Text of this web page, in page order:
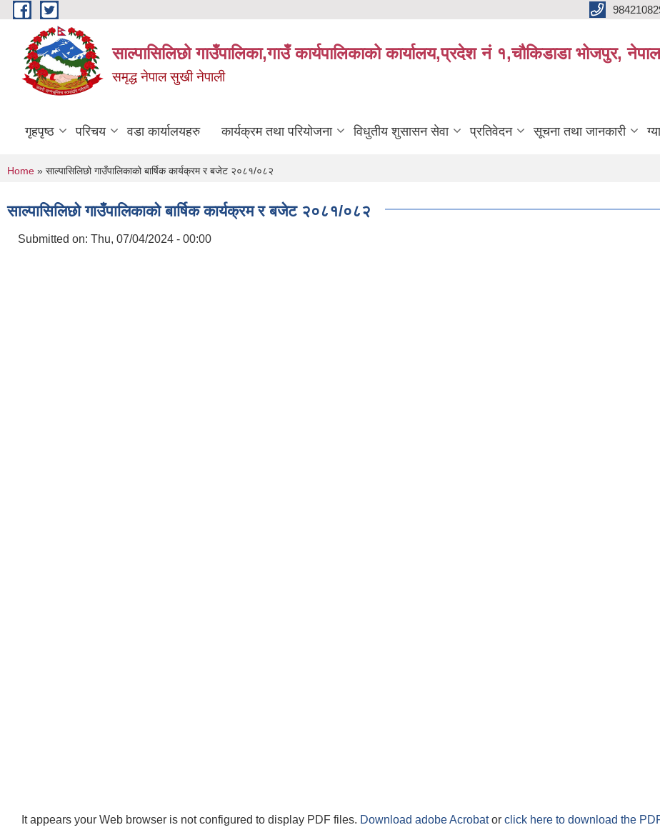
Skip to main content
साल्पासिलिछो गाउँपालिका,गाउँ कार्यपालिकाको कार्यालय,प्रदेश नं १,चौकिडाडा भोजपुर, नेपाल
समृद्ध नेपाल सुखी नेपाली
गृहपृष्ठ परिचय वडा कार्यालयहरु कार्यक्रम तथा परियोजना विधुतीय शुसासन सेवा प्रतिवेदन सूचना तथा जानकारी
You are here
Home » साल्पासिलिछो गाउँपालिकाको बार्षिक कार्यक्रम र बजेट २०८१/०८२
साल्पासिलिछो गाउँपालिकाको बार्षिक कार्यक्रम र बजेट २०८१/०८२
Submitted on: Thu, 07/04/2024 - 00:00
It appears your Web browser is not configured to display PDF files. Download adobe Acrobator click here to download the